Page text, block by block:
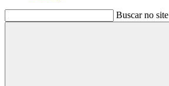
Buscar no site